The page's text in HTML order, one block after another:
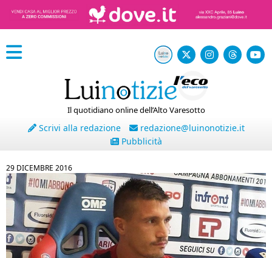
Il quotidiano online dell’Alto Varesotto
Scrivi alla redazione
redazione@luinonotizie.it
Pubblicità
29 DICEMBRE 2016